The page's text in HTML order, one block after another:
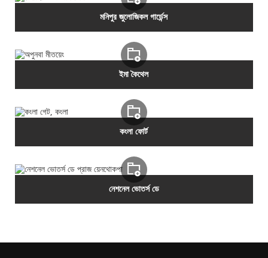
মনিপুর জুলোজিকল গার্ডেন্স
ইমা কৈথেল
কংলা ফোর্ট
নেশনেল ভোতর্স ডে